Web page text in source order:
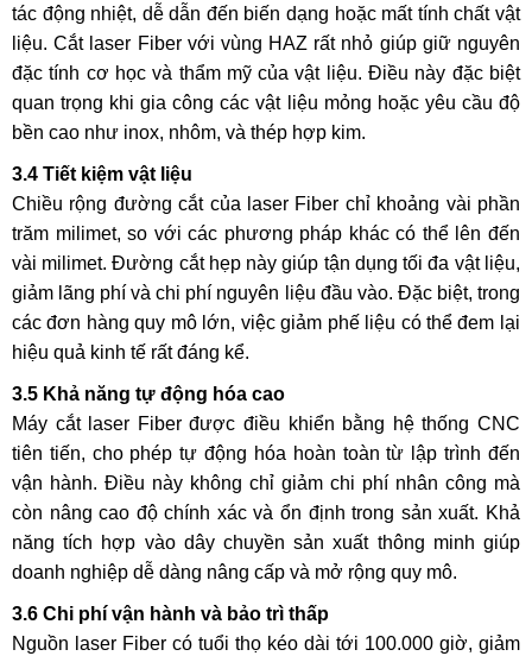
tác động nhiệt, dễ dẫn đến biến dạng hoặc mất tính chất vật
liệu. Cắt laser Fiber với vùng HAZ rất nhỏ giúp giữ nguyên
đặc tính cơ học và thẩm mỹ của vật liệu. Điều này đặc biệt
quan trọng khi gia công các vật liệu mỏng hoặc yêu cầu độ
bền cao như inox, nhôm, và thép hợp kim.
3.4 Tiết kiệm vật liệu
Chiều rộng đường cắt của laser Fiber chỉ khoảng vài phần
trăm milimet, so với các phương pháp khác có thể lên đến
vài milimet. Đường cắt hẹp này giúp tận dụng tối đa vật liệu,
giảm lãng phí và chi phí nguyên liệu đầu vào. Đặc biệt, trong
các đơn hàng quy mô lớn, việc giảm phế liệu có thể đem lại
hiệu quả kinh tế rất đáng kể.
3.5 Khả năng tự động hóa cao
Máy cắt laser Fiber được điều khiển bằng hệ thống CNC
tiên tiến, cho phép tự động hóa hoàn toàn từ lập trình đến
vận hành. Điều này không chỉ giảm chi phí nhân công mà
còn nâng cao độ chính xác và ổn định trong sản xuất. Khả
năng tích hợp vào dây chuyền sản xuất thông minh giúp
doanh nghiệp dễ dàng nâng cấp và mở rộng quy mô.
3.6 Chi phí vận hành và bảo trì thấp
Nguồn laser Fiber có tuổi thọ kéo dài tới 100.000 giờ, giảm